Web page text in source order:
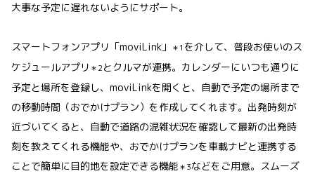
大事な予定に遅れないようにサポート。
スマートフォンアプリ「moviLink」 ＊1 を介して、普段お使いのス
ケジュールアプリ ＊2とクルマが連携。カレンダーにいつも通りに
予定と場所を登録し、moviLinkを開くと、自動で予定の場所まで
の移動時間（おでかけプラン）を作成してくれます。出発時刻が
近づいてくると、自動で道路の混雑状況を確認して最新の出発時
刻を教えてくれる機能や、おでかけプランを車載ナビと連携する
ことで簡単に目的地を設定できる機能＊3などをご用意。スムーズ